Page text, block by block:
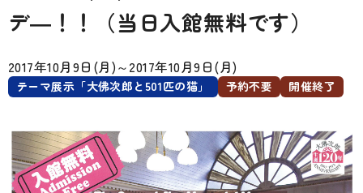
デ―！！（当日入館無料です）
2017年10月9日(月)～2017年10月9日(月)
テーマ展示「大佛次郎と501匹の猫」 予約不要 開催終了